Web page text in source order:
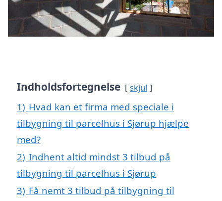
Indholdsfortegnelse skjul
1) Hvad kan et firma med speciale i
tilbygning til parcelhus i Sjørup hjælpe
med?
2) Indhent altid mindst 3 tilbud på
tilbygning til parcelhus i Sjørup
3) Få nemt 3 tilbud på tilbygning til